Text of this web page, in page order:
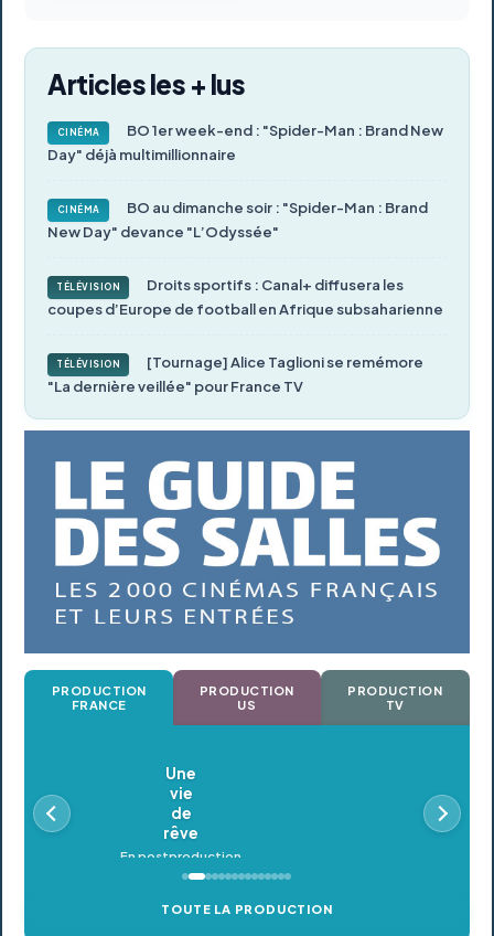
Articles les + lus
CINÉMA
BO 1er week-end : "Spider-Man : Brand New
Day" déjà multimillionnaire
CINÉMA
BO au dimanche soir : "Spider-Man : Brand
New Day" devance "L’Odyssée"
TÉLÉVISION
Droits sportifs : Canal+ diffusera les
coupes d’Europe de football en Afrique subsaharienne
TÉLÉVISION
[Tournage] Alice Taglioni se remémore
"La dernière veillée" pour France TV
PRODUCTION
FRANCE
PRODUCTION
US
PRODUCTION
TV
Oldeupe
En postproduction
TOUTE LA PRODUCTION